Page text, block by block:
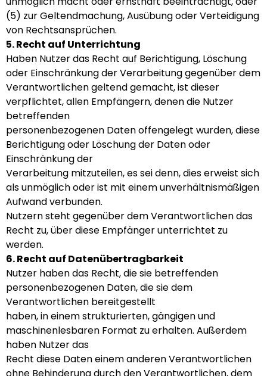
(5) zur Geltendmachung, Ausübung oder Verteidigung
von Rechtsansprüchen.
5. Recht auf Unterrichtung
Haben Nutzer das Recht auf Berichtigung, Löschung
oder Einschränkung der Verarbeitung gegenüber dem
Verantwortlichen geltend gemacht, ist dieser
verpflichtet, allen Empfängern, denen die Nutzer
betreffenden
personenbezogenen Daten offengelegt wurden, diese
Berichtigung oder Löschung der Daten oder
Einschränkung der
Verarbeitung mitzuteilen, es sei denn, dies erweist sich
als unmöglich oder ist mit einem unverhältnismäßigen
Aufwand verbunden.
Nutzern steht gegenüber dem Verantwortlichen das
Recht zu, über diese Empfänger unterrichtet zu
werden.
6. Recht auf Datenübertragbarkeit
Nutzer haben das Recht, die sie betreffenden
personenbezogenen Daten, die sie dem
Verantwortlichen bereitgestellt
haben, in einem strukturierten, gängigen und
maschinenlesbaren Format zu erhalten. Außerdem
haben Nutzer das
Recht diese Daten einem anderen Verantwortlichen